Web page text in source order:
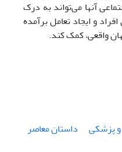
آنها می‌تواند به درک
و ایجاد تعامل برآمده
واقعی، کمک کند.
و پزشکی
داستان معاصر